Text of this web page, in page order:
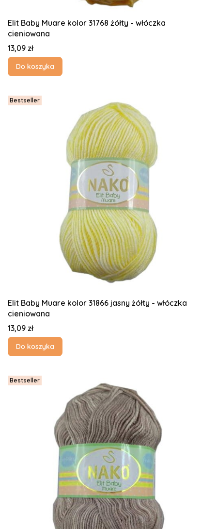
Elit Baby Muare kolor 31768 żółty - włóczka
cieniowana
Cena
13,09 zł
Do koszyka
Bestseller
Elit Baby Muare kolor 31866 jasny żółty - włóczka
cieniowana
Cena
13,09 zł
Do koszyka
Bestseller